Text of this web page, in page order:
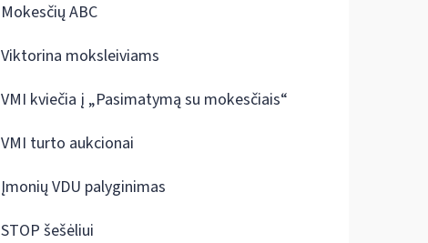
Mokesčių ABC
Viktorina moksleiviams
VMI kviečia į „Pasimatymą su mokesčiais“
VMI turto aukcionai
Įmonių VDU palyginimas
STOP šešėliui